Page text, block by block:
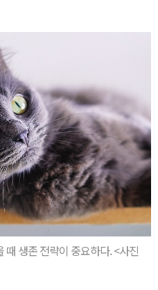
때 생존 전략이 중요하다. <사진